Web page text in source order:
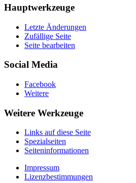
Hauptwerkzeuge
Letzte Änderungen
Zufällige Seite
Seite bearbeiten
Social Media
Facebook
Weitere
Weitere Werkzeuge
Links auf diese Seite
Spezialseiten
Seiten­­informationen
Impressum
Lizenzbestimmungen